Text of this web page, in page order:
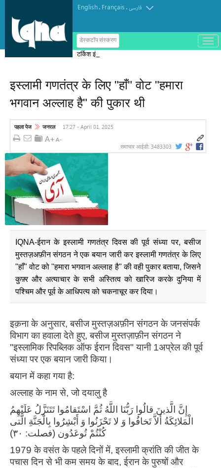
English. Français.فارسی
डेस्कटॉप संस्करण
ب
ا
टर्किश इंस्टीट्यूट ऑफ इस्लामिक थॉट का
इस्लामी गणतंत्र के लिए "हाँ" वोट "हमारा
भगवान अल्लाह है" की पुकार थी
पहला पेज जनरल 17:27 - April 01, 2025
समाचार आईडी: 3483303
IQNA-ईरान के इस्लामी गणतंत्र दिवस की पूर्व संध्या पर, बसीज
मुस्तज़अफ़ीन संगठन ने एक बयान जारी कर इस्लामी गणतंत्र के लिए
"हाँ" वोट को "हमारा भगवान अल्लाह है" की वही पुकार बताया, जिसने
कुफ़्र और अत्याचार के सभी अस्तित्व को खारिज करके दुनिया में
पश्चिम और पूर्व के आधिपत्य को चकनाचूर कर दिया।
इक़ना के अनुसार, बसीज मुस्तज़अफ़ीन संगठन के जनसंपर्क
विभाग का हवाला देते हुए, बसीज मुस्तज़ाफ़ीन संगठन ने
"इस्लामिक रिपब्लिक ऑफ ईरान दिवस" ​​यानी 1अप्रेल की पूर्व
संध्या पर एक बयान जारी किया।
बयान में कहा गया है:
अल्लाह के नाम से, जो दयालु है
إِنَّ الَّذینَ قالُوا رَبُّنَا اللَّهُ ثُمَّ اسْتَقامُوا تَتَنَزَّلُ عَلَیْهِمُ
الْمَلائِکَةُ أَلاَّ تَخافُوا وَ لا تَحْزَنُوا وَ أَبْشِرُوا بِالْجَنَّةِ الَّتی‏
کُنْتُمْ تُوعَدُون‏ (فصلت: ۳۰)
1979 के वसंत के पहले दिनों में, इस्लामी क्रांति की जीत के
पचास दिन से भी कम समय के बाद, ईरान के पुरुषों और